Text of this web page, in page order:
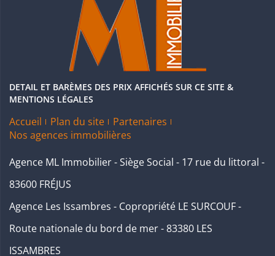
DETAIL ET BARÈMES DES PRIX AFFICHÉS SUR CE SITE &
MENTIONS LÉGALES
Accueil Plan du site
Partenaires
Nos agences immobilières
Agence ML Immobilier - Siège Social - 17 rue du littoral -
83600 FRÉJUS
Agence Les Issambres - Copropriété LE SURCOUF -
Route nationale du bord de mer - 83380 LES
ISSAMBRES